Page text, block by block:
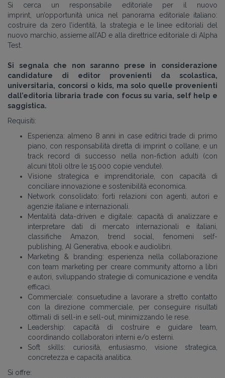
Si cerca un responsabile editoriale per il nuovo
imprint, un’opportunità unica nel panorama editoriale italiano:
costruire da zero l’identità, la strategia e le linee editoriali del
nuovo marchio, assieme all’AD e alla direttrice editoriale di Alpha
Test.
Si segnala che non saranno prese in considerazione
candidature di editor provenienti da scolastica,
universitaria, concorsi o kids, ma solo quelle provenienti
dall’editoria libraria trade con focus su varia, self help e
saggistica.
Requisiti:
Esperienza: almeno 8 anni in case editrici trade di primo
piano, con responsabilità diretta di imprint o collane, e un
track record di successo nella non-fiction adulti (con
alcuni titoli oltre le 15.000 copie vendute).
Visione strategica e imprenditoriale, con capacità di
conciliare innovazione e sostenibilità economica.
Network consolidato: forti relazioni con agenti, autori e
agenzie italiane e internazionali.
Mentalità data-driven e digitale: capacità di analizzare e
interpretare dati di mercato internazionali e italiani,
classifiche Amazon, trend social, fenomeni self-
publishing, AI Generativa, ebook e audiolibri.
Marketing & branding: esperienza nella collaborazione
con team marketing per creare community attorno a libri
e autori, sviluppando strategie di comunicazione e vendita
efficaci.
Commerciale: consuetudine a lavorare a stretto contatto
con la direzione commerciale, per conseguire risultati
ottimali di sell-in e sell-out, minimizzando le rese.
Leadership: capacità di costruire e guidare team,
coordinando collaboratori interni e/o esterni.
Soft skills: curiosità, entusiasmo, visione strategica,
concretezza e capacità analitica.
Si offre: